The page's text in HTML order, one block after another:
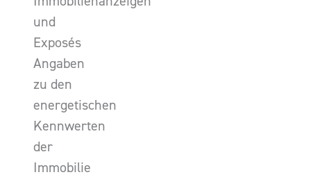
und
Exposés
Angaben
zu den
energetischen
Kennwerten
der
Immobilie